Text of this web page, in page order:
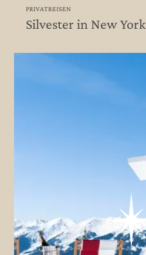
PRIVATREISEN
Silvester in New York